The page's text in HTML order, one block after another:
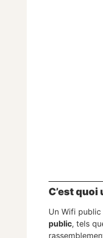
C’est
Un Wifi public
public, tels